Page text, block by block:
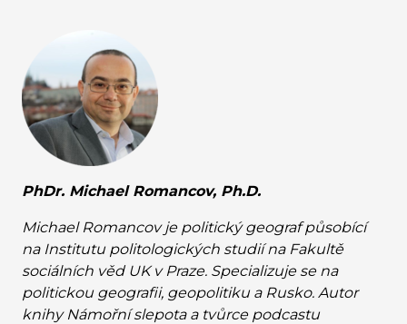
PhDr. Michael Romancov, Ph.D.
Michael Romancov je politický geograf působící
na Institutu politologických studií na Fakultě
sociálních věd UK v Praze. Specializuje se na
politickou geografii, geopolitiku a Rusko. Autor
knihy Námořní slepota a tvůrce podcastu